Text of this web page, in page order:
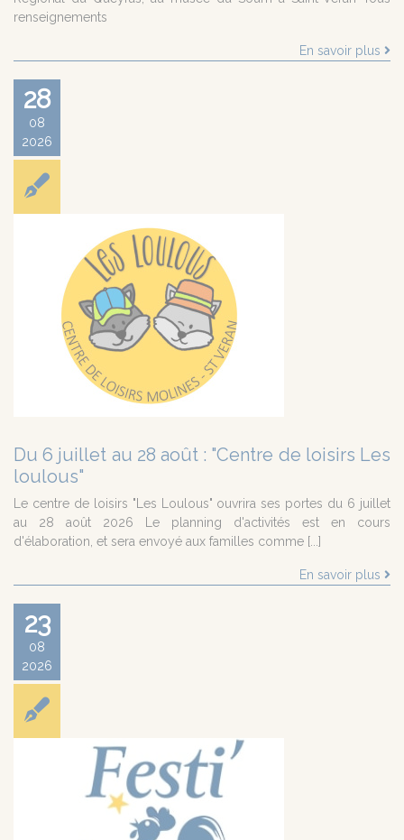
renseignements
En savoir plus
28
08
2026
Du 6 juillet au 28 août : "Centre de loisirs Les
loulous"
Le centre de loisirs "Les Loulous" ouvrira ses portes du 6 juillet
au 28 août 2026 Le planning d'activités est en cours
d'élaboration, et sera envoyé aux familles comme [...]
En savoir plus
23
08
2026